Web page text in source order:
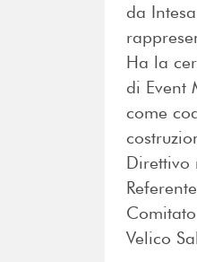
da
Ha la
di Event
come
Direttivo
Velico